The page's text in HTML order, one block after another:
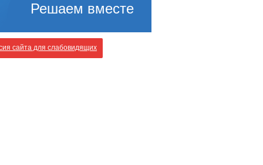
Решаем вместе
сайта для слабовидящих